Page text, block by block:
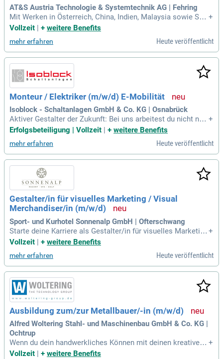
AT&S Austria Technologie & Systemtechnik AG | Fehring
Mit Werken in Österreich, China, Indien, Malaysia sowie Sta
ndorten rund um den Globus bieten wir hervorragende Karrie
r:innen mit dem Willen, etwas zu bewegen.
+
Vollzeit | + weitere Benefits
mehr erfahren Heute veröffentlicht
Monteur / Elektriker (m/w/d) E-Mobilität
Isoblock - Schaltanlagen GmbH & Co. KG | Osnabrück
Aktiver Gestalter der Zukunft: Bei uns arbeitest du nicht nur
im Elektrohandwerk – du bist Teil der Energiewende! Mach
+
Erfolgsbeteiligung | Vollzeit
+ weitere Benefits
mehr erfahren Heute veröffentlicht
Gestalter/in für visuelles Marketing / Visual
Merchandiser/in (m/w/d)
Sport- und Kurhotel Sonnenalp GmbH | Ofterschwang
Starte deine Karriere als Gestalter/in für visuelles Marketing
in der Sonnenalp Shopping! In dieser spannenden dreijährige
r und Verkaufsflächen kreativ gestaltest. Du entwickelst un
d setzt einzigartige saisonale Dekorationskonzepte um, die
unsere anspruchsvollen Kunden begeistern. Im Mittelpunkt
stehen die Präsentation von Mode, Parfümerie, Home Deko
und Spielwaren. Mit dem geschickten Einsatz von Licht, Far
ben und Materialien schaffst du echte Blickfänge. Werde Tei
l eines dynamischen Teams und gestalte das Einkaufserleb
nis unserer Gäste unvergesslich!
+
Vollzeit | + weitere Benefits
mehr erfahren Heute veröffentlicht
Ausbildung zum/zur Metallbauer/-in (m/w/d)
Alfred Woltering Stahl- und Maschinenbau GmbH & Co. KG |
Ochtrup
Wenn du dein handwerkliches Können mit deinen kreativen
Fähigkeiten verbinden willst, kannst du als Gestalterin oder
+
Vollzeit | + weitere Benefits